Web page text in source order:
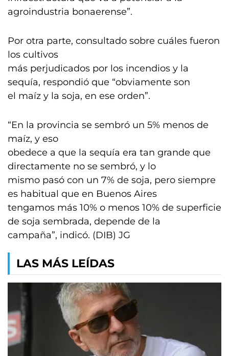
agroindustria bonaerense”.
Por otra parte, consultado sobre cuáles fueron
los cultivos
más perjudicados por los incendios y la
sequía, respondió que “obviamente son
el maíz y la soja, en ese orden”.
“En la provincia se sembró un 5% menos de
maíz, y eso
obedece a que la sequía era tan grande que
directamente no se sembró, y lo
mismo pasó con un 7% de soja, pero siempre
es habitual que en Buenos Aires
tengamos más 10% o menos 10% de superficie
de soja sembrada, depende de la
campaña”, indicó. (DIB) JG
LAS MÁS LEÍDAS